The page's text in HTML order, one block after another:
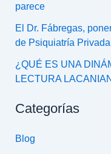
parece
El Dr. Fábregas,
de Psiquiatría Privada
¿QUÉ ES UNA
LECTURA
Categorías
Blog